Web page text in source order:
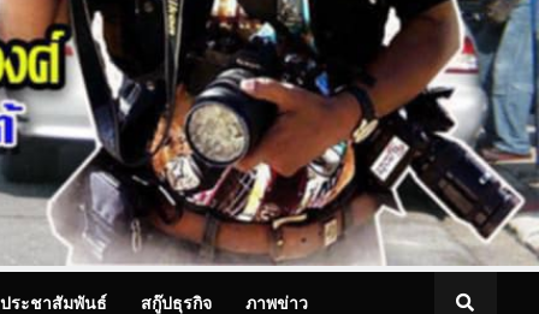
ประชาสัมพันธ์ สกู๊ปธุรกิจ ภาพข่าว